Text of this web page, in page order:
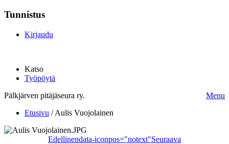
Tunnistus
Kirjaudu
Katso
Työpöytä
Pälkjärven pitäjäseura ry.
Menu
Etusivu /Aulis Vuojolainen
Edellinendata-iconpos="notext"Seuraava